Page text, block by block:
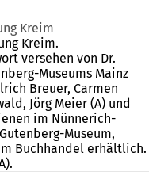
Kreim
Kreim.
versehen von Dr.
Museums Mainz
Breuer, Carmen
Jörg Meier (A) und
im Nünnerich-
Museum,
Buchhandel erhältlich.